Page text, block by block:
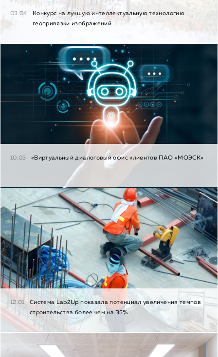
03.04
Конкурс на лучшую интеллектуальную технологию
геопривязки изображений
10.03 «Виртуальный диалоговый офис клиентов ПАО «МОЭСК»
12.01
Cистема Lab2Up показала потенциал увеличения темпов
строительства более чем на 35%